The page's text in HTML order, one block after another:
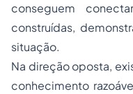
conseguem
construídas,
situação.
Na direção oposta,
conhecimento